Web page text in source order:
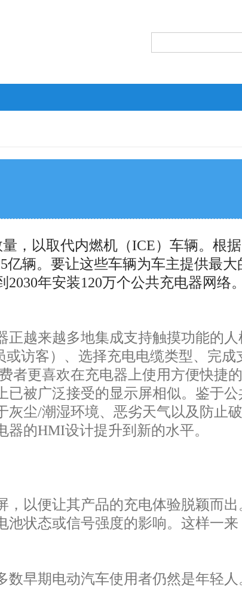
，以取代内燃机（ICE）车辆。根
亿辆。要让这些车辆为车主提供最
年安装120万个公共充电器网络。
越来越多地集成支持触摸功能的人
访客）、选择充电电缆类型、完成
者更喜欢在充电器上使用方便快捷
被广泛接受的显示屏相似。鉴于
尘/潮湿环境、恶劣天气以及防止
的HMI设计提升到新的水平。
以便让其产品的充电体验脱颖而
状态或信号强度的影响。这样一
数早期电动汽车使用者仍然是年轻